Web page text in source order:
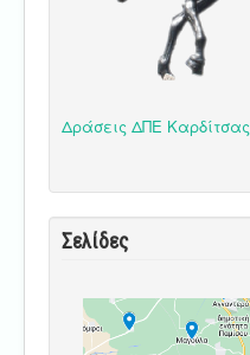
Δράσεις ΔΠΕ Καρδίτσας
Σελίδες